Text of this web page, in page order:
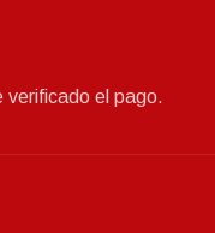
verificado el pago.